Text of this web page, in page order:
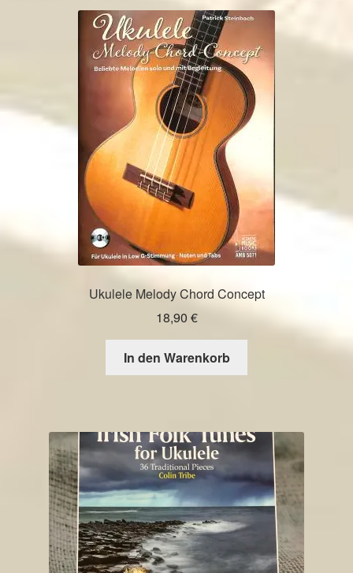
Ukulele Melody Chord Concept
18,90 €
In den Warenkorb